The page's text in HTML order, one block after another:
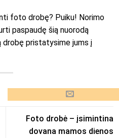
foto drobę? Puiku! Norimo
paspaudę šią nuorodą
drobę pristatysime jums į
Foto drobė – įsimintina
dovana mamos dienos